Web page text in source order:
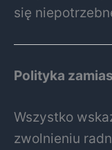
się
Polityka
Wszystko
zwolnieniu